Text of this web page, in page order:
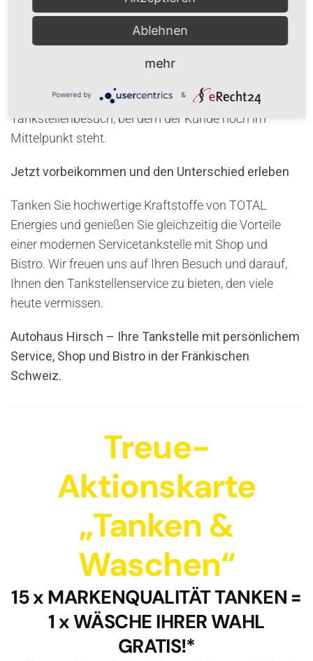
Als regional verwurzeltes Familienunternehmen
stehen wir für Zuverlässigkeit, persönliche Betreuung
und Service aus Überzeugung. Viele unserer Kunden
spüren: freundliche Menschen, kurze Wege und ein
Tankstellenbesuch, bei dem der Kunde noch im
Mittelpunkt steht.
Jetzt vorbeikommen und den Unterschied erleben
Tanken Sie hochwertige Kraftstoffe von TOTAL
Energies und genießen Sie gleichzeitig die Vorteile
einer modernen Servicetankstelle mit Shop und
Bistro. Wir freuen uns auf Ihren Besuch und darauf,
Ihnen den Tankstellenservice zu bieten, den viele
heute vermissen.
Autohaus Hirsch – Ihre Tankstelle mit persönlichem
Service, Shop und Bistro in der Fränkischen
Schweiz.
Treue-
Aktionskarte
„Tanken &
Waschen“
15 x MARKENQUALITÄT TANKEN =
1 x WÄSCHE IHRER WAHL
GRATIS!*
Ablehnen
mehr
Powered by &